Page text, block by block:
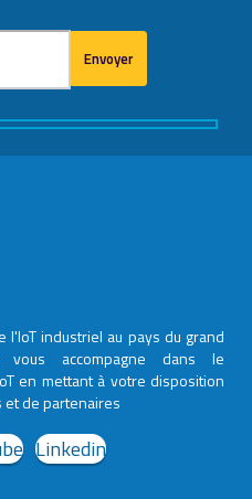
industriel au pays du grand
vous accompagne dans le
en mettant à votre disposition
et de partenaires
Linkedin